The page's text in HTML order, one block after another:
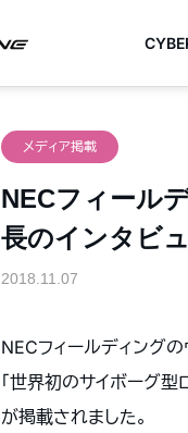
メディア掲載
NECフィール
長のインタビ
2018.11.07
NECフィールディング
「世界初のサイボーグ型
が掲載されました。